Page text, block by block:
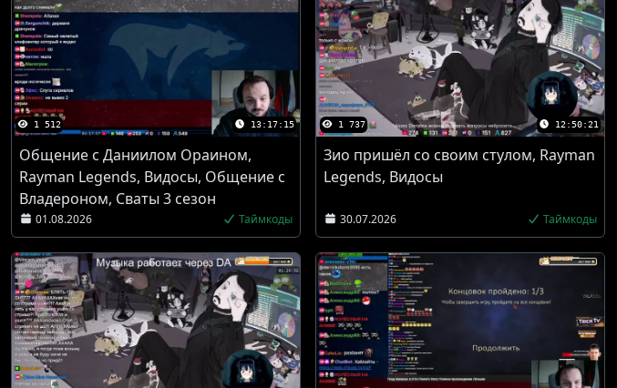
1 512 13:17:15
Общение с Даниилом Ораином,
Rayman Legends, Видосы, Общение с
Владероном, Сваты 3 сезон
01.08.2026 Таймкоды
1 737 12:50:21
Зио пришёл со своим стулом, Rayman
Legends, Видосы
30.07.2026 Таймкоды